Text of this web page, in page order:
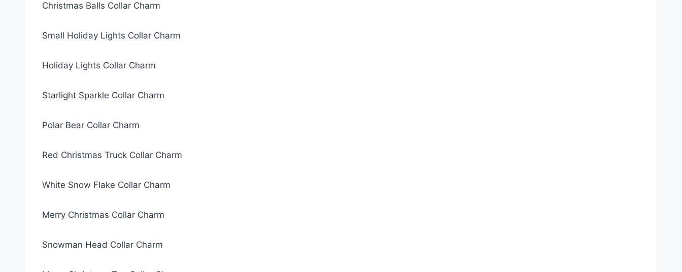
Christmas Balls Collar Charm
Small Holiday Lights Collar Charm
Holiday Lights Collar Charm
Starlight Sparkle Collar Charm
Polar Bear Collar Charm
Red Christmas Truck Collar Charm
White Snow Flake Collar Charm
Merry Christmas Collar Charm
Snowman Head Collar Charm